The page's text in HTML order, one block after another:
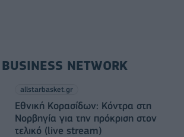
NETWORK
allstarbasket.gr
Εθνική Κορασίδων: Κόντρα στη
Νορβηγία για την πρόκριση στον
τελικό (live stream)